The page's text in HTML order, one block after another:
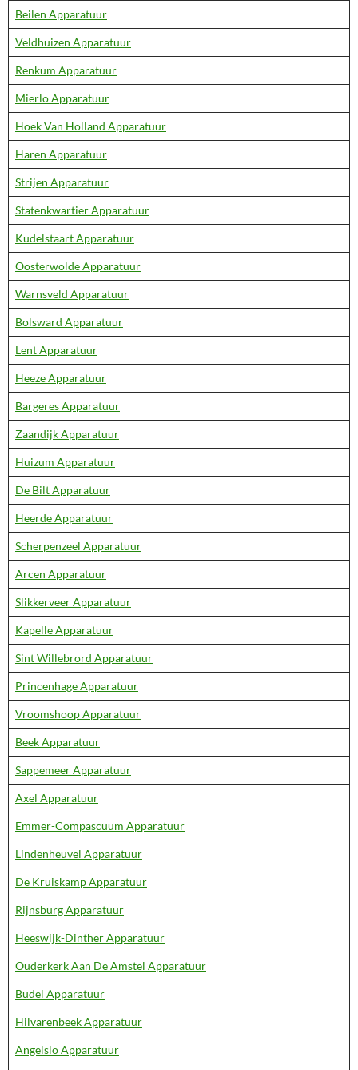
Beilen Apparatuur
Veldhuizen Apparatuur
Renkum Apparatuur
Mierlo Apparatuur
Hoek Van Holland Apparatuur
Haren Apparatuur
Strijen Apparatuur
Statenkwartier Apparatuur
Kudelstaart Apparatuur
Oosterwolde Apparatuur
Warnsveld Apparatuur
Bolsward Apparatuur
Lent Apparatuur
Heeze Apparatuur
Bargeres Apparatuur
Zaandijk Apparatuur
Huizum Apparatuur
De Bilt Apparatuur
Heerde Apparatuur
Scherpenzeel Apparatuur
Arcen Apparatuur
Slikkerveer Apparatuur
Kapelle Apparatuur
Sint Willebrord Apparatuur
Princenhage Apparatuur
Vroomshoop Apparatuur
Beek Apparatuur
Sappemeer Apparatuur
Axel Apparatuur
Emmer-Compascuum Apparatuur
Lindenheuvel Apparatuur
De Kruiskamp Apparatuur
Rijnsburg Apparatuur
Heeswijk-Dinther Apparatuur
Ouderkerk Aan De Amstel Apparatuur
Budel Apparatuur
Hilvarenbeek Apparatuur
Angelslo Apparatuur